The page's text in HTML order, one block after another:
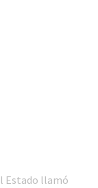
Estado llamó